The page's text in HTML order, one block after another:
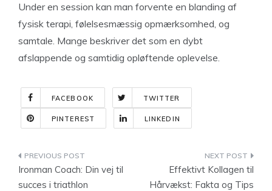
Under en session kan man forvente en blanding af
fysisk terapi, følelsesmæssig opmærksomhed, og
samtale. Mange beskriver det som en dybt
afslappende og samtidig opløftende oplevelse.
FACEBOOK TWITTER
PINTEREST LINKEDIN
Indlægsnavigation
Ironman Coach: Din vej til
succes i triathlon
Effektivt Kollagen til
Hårvækst: Fakta og Tips